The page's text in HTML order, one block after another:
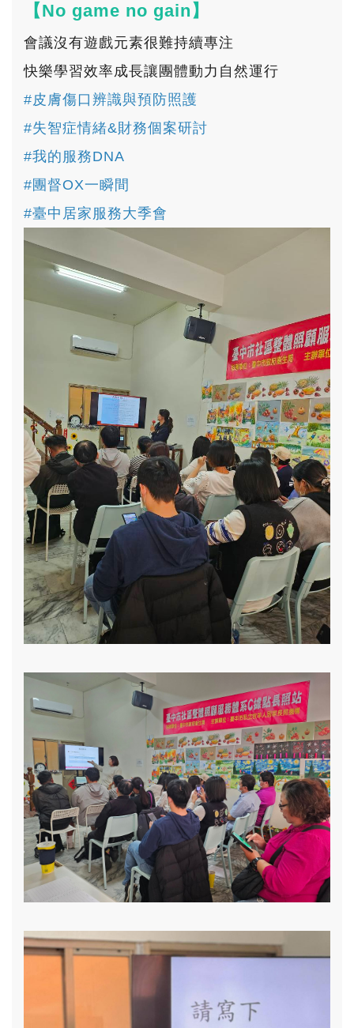
【No game no gain】
會議沒有遊戲元素很難持續專注
快樂學習效率成長讓團體動力自然運行
#皮膚傷口辨識與預防照護
#失智症情緒&財務個案研討
#我的服務DNA
#團督OX一瞬間
#臺中居家服務大季會